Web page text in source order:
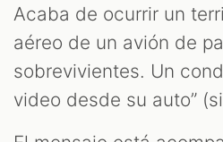
Acaba de ocurrir un
aéreo de un avión de
sobrevivientes. Un
video desde su auto”